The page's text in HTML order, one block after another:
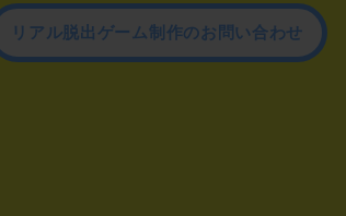
リアル脱出ゲーム制作のお問い合わせ